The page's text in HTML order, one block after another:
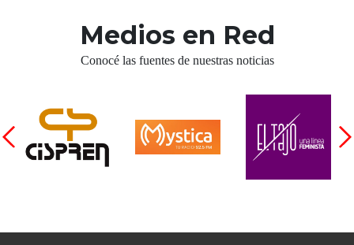
Medios en Red
Conocé las fuentes de nuestras noticias